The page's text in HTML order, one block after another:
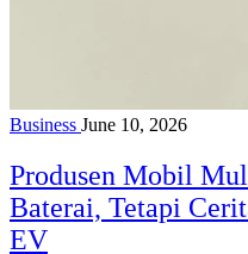
Business June 10, 2026
Produsen Mobil
Baterai, Tetapi
EV